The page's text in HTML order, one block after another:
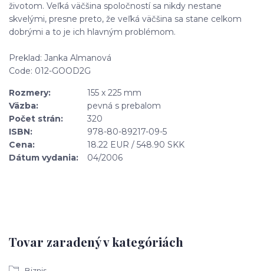
životom. Veľká väčšina spoločností sa nikdy nestane
skvelými, presne preto, že veľká väčšina sa stane celkom
dobrými a to je ich hlavným problémom.
Preklad: Janka Almanová
Code: 012-GOOD2G
Rozmery:
155 x 225 mm
Väzba:
pevná s prebalom
Počet strán:
320
ISBN:
978-80-89217-09-5
Cena:
18.22 EUR / 548.90 SKK
Dátum vydania:
04/2006
Tovar zaradený v kategóriách